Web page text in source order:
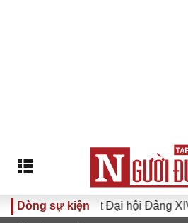
Dòng sự kiện
Nghị quyết Đại hội Đảng XIV vào